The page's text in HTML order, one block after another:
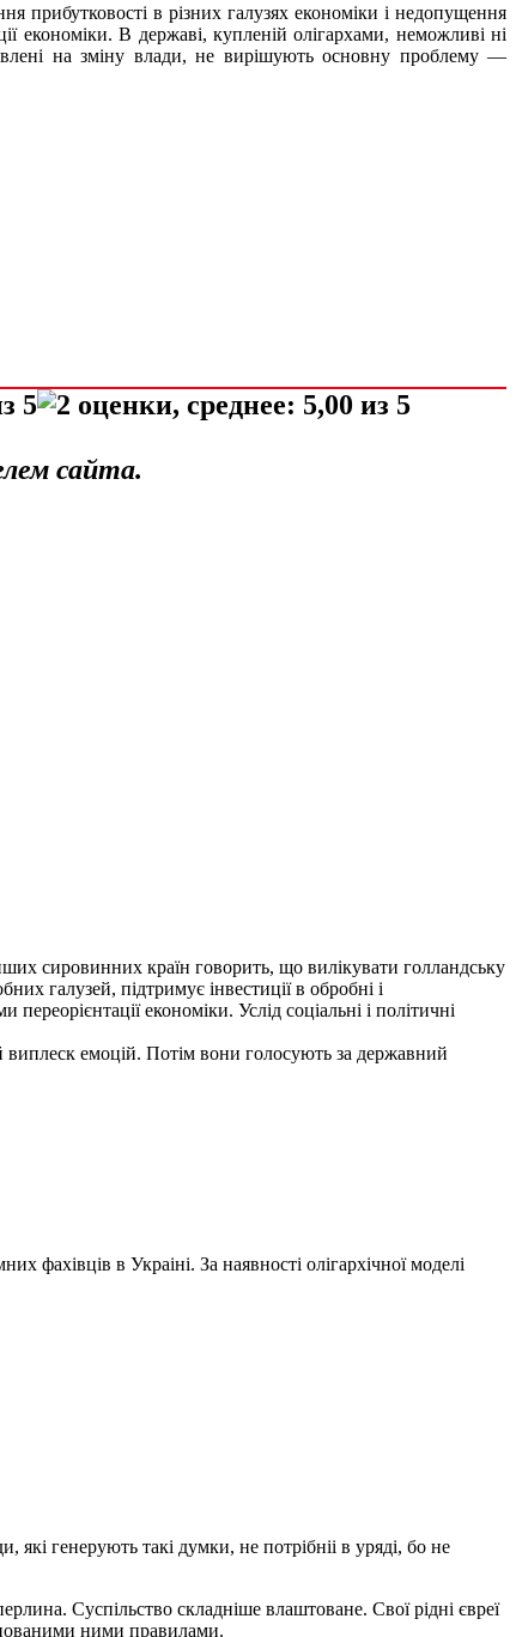
прибутковості в різних галузях економіки і недопущення
економіки. В державі, купленій олігархами, неможливі ні
на зміну влади, не вирішують основну проблему —
сайта.
сировинних країн говорить, що вилікувати голландську
галузей, підтримує інвестиції в обробні і
економіки. Услід соціальні і політичні
виплеск емоцій. Потім вони голосують за державний
фахівців в Украіні. За наявності олігархічної моделі
генерують такі думки, не потрібніі в уряді, бо не
Суспільство складніше влаштоване. Свої рідні євреї
ними правилами.